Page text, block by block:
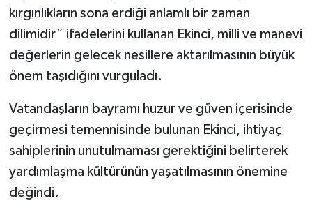
kırgınlıkların sona erdiği anlamlı bir zaman
dilimidir” ifadelerini kullanan Ekinci, milli ve manevi
değerlerin gelecek nesillere aktarılmasının büyük
önem taşıdığını vurguladı.
Vatandaşların bayramı huzur ve güven içerisinde
geçirmesi temennisinde bulunan Ekinci, ihtiyaç
sahiplerinin unutulmaması gerektiğini belirterek
yardımlaşma kültürünün yaşatılmasının önemine
değindi.